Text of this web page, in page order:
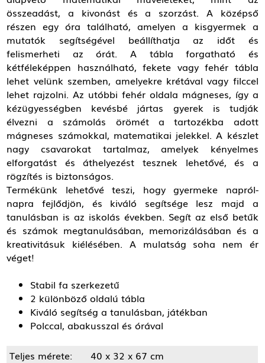
összeadást, a kivonást és a szorzást. A középső
részen egy óra található, amelyen a kisgyermek a
mutatók segítségével beállíthatja az időt és
felismerheti az órát. A tábla forgatható és
kétféleképpen használható, fekete vagy fehér tábla
lehet velünk szemben, amelyekre krétával vagy filccel
lehet rajzolni. Az utóbbi fehér oldala mágneses, így a
kézügyességben kevésbé jártas gyerek is tudják
élvezni a számolás örömét a tartozékba adott
mágneses számokkal, matematikai jelekkel. A készlet
nagy csavarokat tartalmaz, amelyek kényelmes
elforgatást és áthelyezést tesznek lehetővé, és a
rögzítés is biztonságos.
Termékünk lehetővé teszi, hogy gyermeke napról-
napra fejlődjön, és kiváló segítsége lesz majd a
tanulásban is az iskolás években. Segít az első betűk
és számok megtanulásában, memorizálásában és a
kreativitásuk kiélésében. A mulatság soha nem ér
véget!
Stabil fa szerkezetű
2 különböző oldalú tábla
Kiváló segítség a tanulásban, játékban
Polccal, abakusszal és órával
Teljes mérete:
40 x 32 x 67 cm